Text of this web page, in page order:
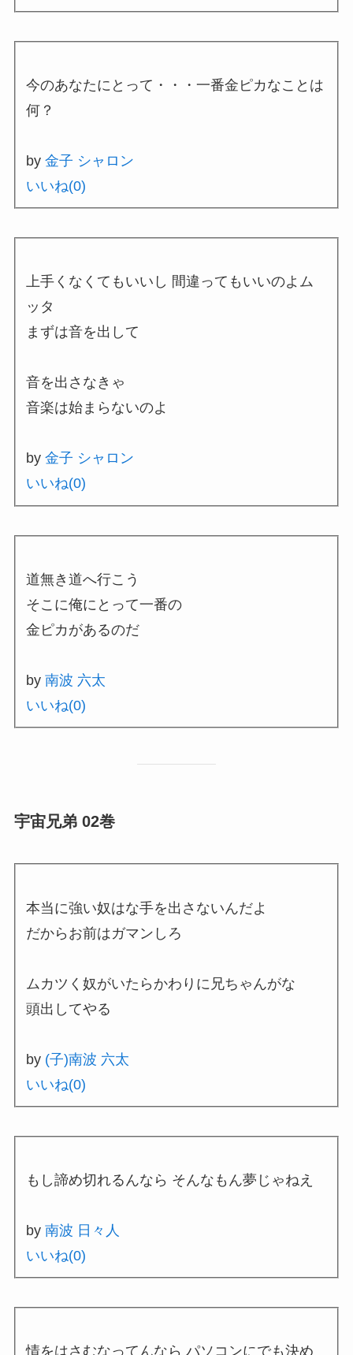
今のあなたにとって・・・一番金ピカなことは
何？
by金子 シャロン
いいね(0)
上手くなくてもいいし 間違ってもいいのよム
ッタ
まずは音を出して
音を出さなきゃ
音楽は始まらないのよ
by金子 シャロン
いいね(0)
道無き道へ行こう
そこに俺にとって一番の
金ピカがあるのだ
by南波 六太
いいね(0)
宇宙兄弟 02巻
本当に強い奴はな手を出さないんだよ
だからお前はガマンしろ
ムカツく奴がいたらかわりに兄ちゃんがな
頭出してやる
by (子)南波 六太
いいね(0)
もし諦め切れるんなら そんなもん夢じゃねえ
by南波 日々人
いいね(0)
情をはさむなってんなら パソコンにでも決め